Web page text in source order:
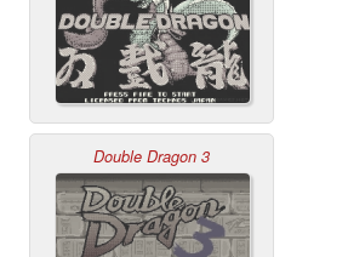
Double Dragon 3